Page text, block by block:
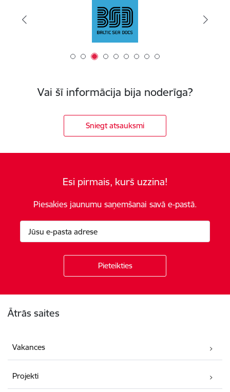
Vai šī informācija bija noderīga?
Sniegt atsauksmi
Esi pirmais, kurš uzzina!
Piesakies jaunumu saņemšanai savā e-pastā.
Ātrās saites
Vakances
Projekti